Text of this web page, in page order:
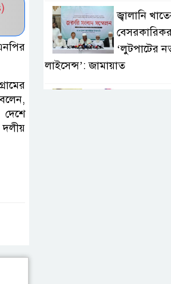
দলীয়
জ্বালানি
‘লুটপাটের
লাইসেন্স’: জামায়াত